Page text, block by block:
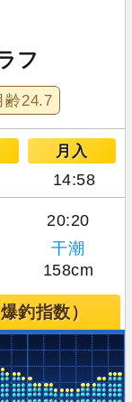
フ
齢24.7
月入
14:58
20:20
干潮
158cm
釣指数）